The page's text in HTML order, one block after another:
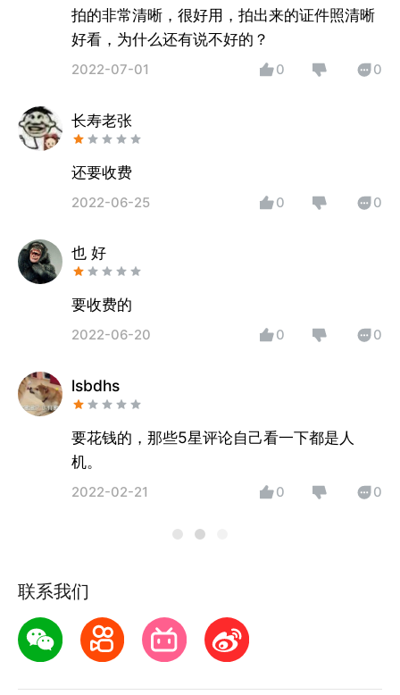
拍的非常清晰，很好用，拍出来的证件照清晰
好看，为什么还有说不好的？
2022-07-01 0 0
长寿老张
还要收费
2022-06-25 0 0
也 好
要收费的
2022-06-20 0 0
lsbdhs
要花钱的，那些5星评论自己看一下都是人
机。
2022-02-21 0 0
联系我们